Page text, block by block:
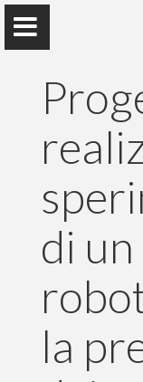
Paolo
Home
Pubblicazioni
Contatti
di
la